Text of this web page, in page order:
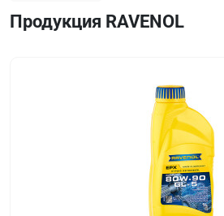
Продукция RAVENOL